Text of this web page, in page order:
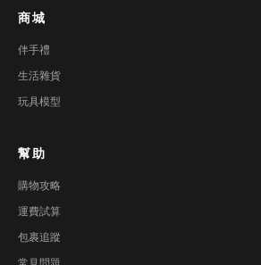
商城
伴手禮
生活雜貨
玩具模型
幫助
購物攻略
運費試算
包裹追蹤